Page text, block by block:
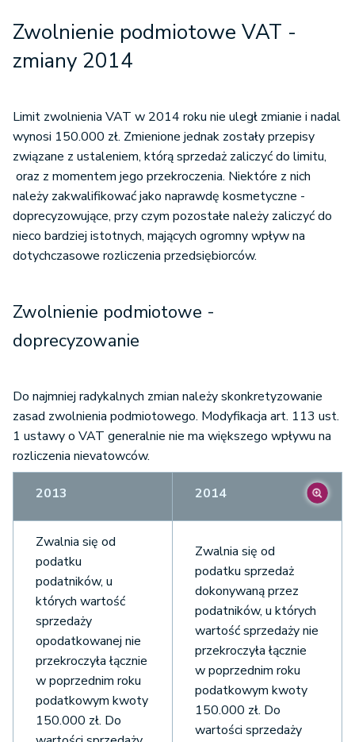
Zwolnienie podmiotowe VAT -
zmiany 2014
Limit zwolnienia VAT w 2014 roku nie uległ zmianie i nadal
wynosi 150.000 zł. Zmienione jednak zostały przepisy
związane z ustaleniem, którą sprzedaż zaliczyć do limitu,
oraz z momentem jego przekroczenia. Niektóre z nich
należy zakwalifikować jako naprawdę kosmetyczne -
doprecyzowujące, przy czym pozostałe należy zaliczyć do
nieco bardziej istotnych, mających ogromny wpływ na
dotychczasowe rozliczenia przedsiębiorców.
Zwolnienie podmiotowe -
doprecyzowanie
Do najmniej radykalnych zmian należy skonkretyzowanie
zasad zwolnienia podmiotowego. Modyfikacja art. 113 ust.
1 ustawy o VAT generalnie nie ma większego wpływu na
rozliczenia nievatowców.
2013 2014
Zwalnia się od
podatku
podatników, u
których wartość
sprzedaży
opodatkowanej nie
przekroczyła łącznie
w poprzednim roku
podatkowym kwoty
150.000 zł. Do
Zwalnia się od
podatku sprzedaż
dokonywaną przez
podatników, u których
wartość sprzedaży nie
przekroczyła łącznie
w poprzednim roku
podatkowym kwoty
150.000 zł. Do
wartości sprzedaży